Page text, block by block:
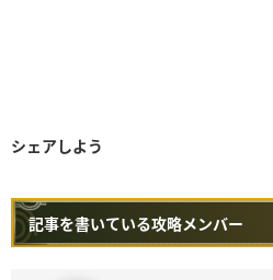
シェアしよう
記事を書いている攻略メンバー